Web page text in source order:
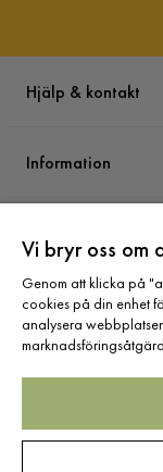
Hjälp & kontakt
Information
Sortiment
Vi bryr oss om
Genom att klicka på
cookies på din enhet
analysera